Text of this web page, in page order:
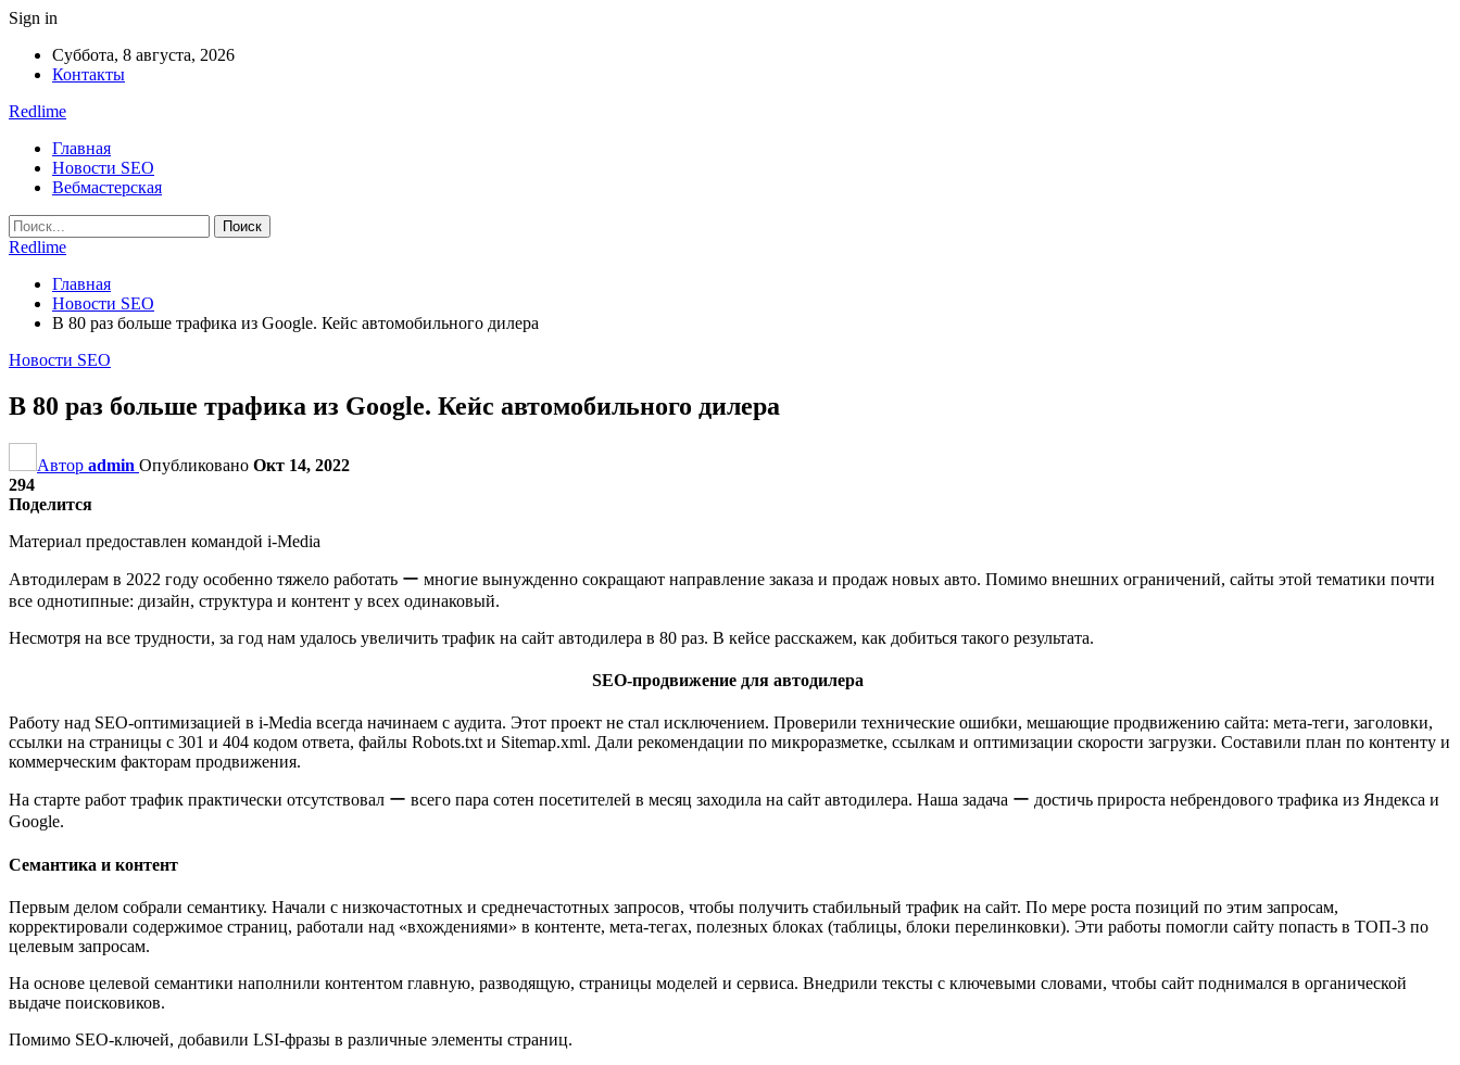
Sign in
Суббота, 8 августа, 2026
Контакты
Redlime
Главная
Новости SEO
Вебмастерская
Redlime
Главная
Новости SEO
В 80 раз больше трафика из Google. Кейс автомобильного дилера
Новости SEO
В 80 раз больше трафика из Google. Кейс автомобильного дилера
Автор admin Опубликовано Окт 14, 2022
294
Поделится
Материал предоставлен командой i-Media
Автодилерам в 2022 году особенно тяжело работать ー многие вынужденно сокращают направление заказа и продаж новых авто. Помимо внешних ограничений, сайты этой тематики почти
все однотипные: дизайн, структура и контент у всех одинаковый.
Несмотря на все трудности, за год нам удалось увеличить трафик на сайт автодилера в 80 раз. В кейсе расскажем, как добиться такого результата.
SEO-продвижение для автодилера
Работу над SEO-оптимизацией в i-Media всегда начинаем с аудита. Этот проект не стал исключением. Проверили технические ошибки, мешающие продвижению сайта: мета-теги, заголовки,
ссылки на страницы с 301 и 404 кодом ответа, файлы Robots.txt и Sitemap.xml. Дали рекомендации по микроразметке, ссылкам и оптимизации скорости загрузки. Составили план по контенту и
коммерческим факторам продвижения.
На старте работ трафик практически отсутствовал ー всего пара сотен посетителей в месяц заходила на сайт автодилера. Наша задача ー достичь прироста небрендового трафика из Яндекса и
Google.
Семантика и контент
Первым делом собрали семантику. Начали с низкочастотных и среднечастотных запросов, чтобы получить стабильный трафик на сайт. По мере роста позиций по этим запросам,
корректировали содержимое страниц, работали над «вхождениями» в контенте, мета-тегах, полезных блоках (таблицы, блоки перелинковки). Эти работы помогли сайту попасть в ТОП-3 по
целевым запросам.
На основе целевой семантики наполнили контентом главную, разводящую, страницы моделей и сервиса. Внедрили тексты с ключевыми словами, чтобы сайт поднимался в органической
выдаче поисковиков.
Помимо SEO-ключей, добавили LSI-фразы в различные элементы страниц.